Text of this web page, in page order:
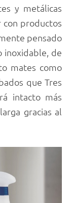
y metálicas
con productos
pensado
inoxidable, de
mates como
que Tres
intacto más
gracias al